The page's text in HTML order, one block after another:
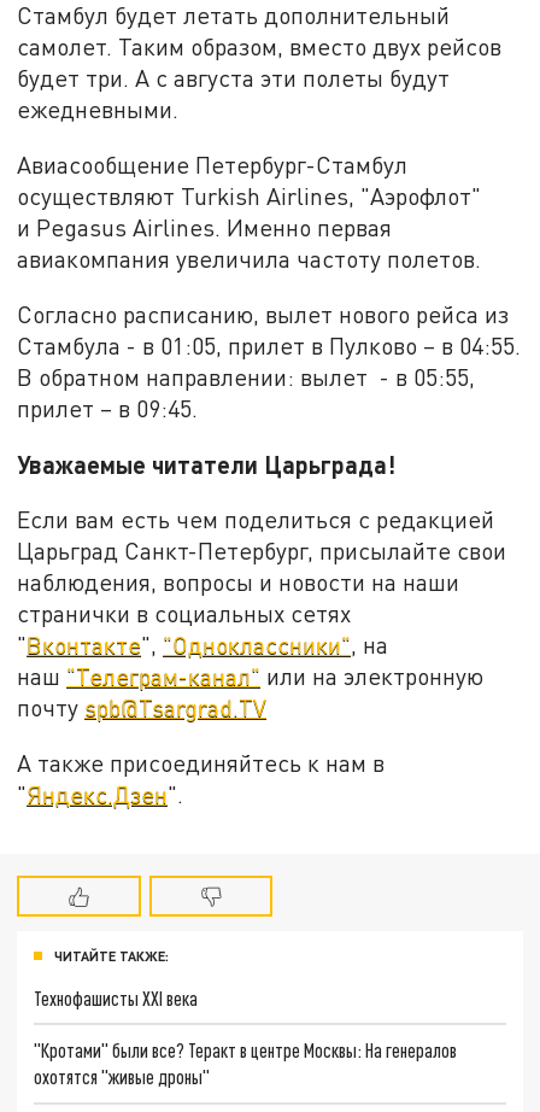
Стамбул будет летать дополнительный
самолет. Таким образом, вместо двух рейсов
будет три. А с августа эти полеты будут
ежедневными.
Авиасообщение Петербург-Стамбул
осуществляют Turkish Airlines, "Аэрофлот"
и Pegasus Airlines. Именно первая
авиакомпания увеличила частоту полетов.
Согласно расписанию, вылет нового рейса из
Стамбула - в 01:05, прилет в Пулково – в 04:55.
В обратном направлении: вылет - в 05:55,
прилет – в 09:45.
Уважаемые читатели Царьграда!
Если вам есть чем поделиться с редакцией
Царьград Санкт-Петербург, присылайте свои
наблюдения, вопросы и новости на наши
странички в социальных сетях
"Вконтакте", "Одноклассники", на
наш "Телеграм-канал" или на электронную
почту spb@Tsargrad.TV
А также присоединяйтесь к нам в
"Яндекс.Дзен".
ЧИТАЙТЕ ТАКЖЕ:
Технофашисты XXI века
"Кротами" были все? Теракт в центре Москвы: На генералов
охотятся "живые дроны"